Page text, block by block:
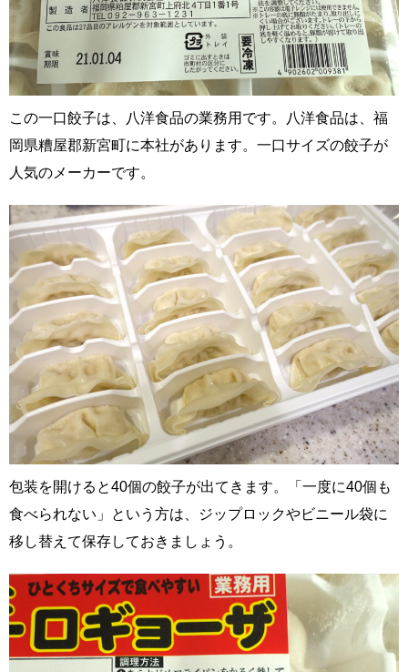
この一口餃子は、八洋食品の業務用です。八洋食品は、福
岡県糟屋郡新宮町に本社があります。一口サイズの餃子が
人気のメーカーです。
包装を開けると40個の餃子が出てきます。「一度に40個も
食べられない」という方は、ジップロックやビニール袋に
移し替えて保存しておきましょう。